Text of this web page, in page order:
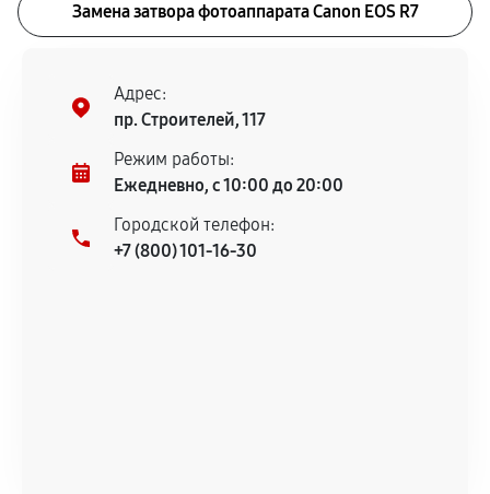
Замена затвора фотоаппарата Canon EOS R7
Адрес:
пр. Строителей, 117
Режим работы:
Ежедневно, с 10:00 до 20:00
Городской телефон:
+7 (800) 101-16-30